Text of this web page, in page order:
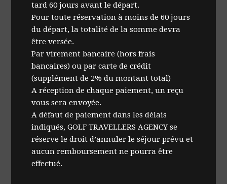
tard 60 jours avant le départ.
Pour toute réservation à moins de 60 jours
du départ, la totalité de la somme devra
être versée.
Par virement bancaire (hors frais
bancaires) ou par carte de crédit
(supplément de 2% du montant total)
A réception de chaque paiement, un reçu
vous sera envoyée.
A défaut de paiement dans les délais
indiqués, GOLF TRAVELLERS AGENCY se
réserve le droit d’annuler le séjour prévu et
aucun remboursement ne pourra être
effectué.